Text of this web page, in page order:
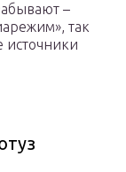
–
так
источники